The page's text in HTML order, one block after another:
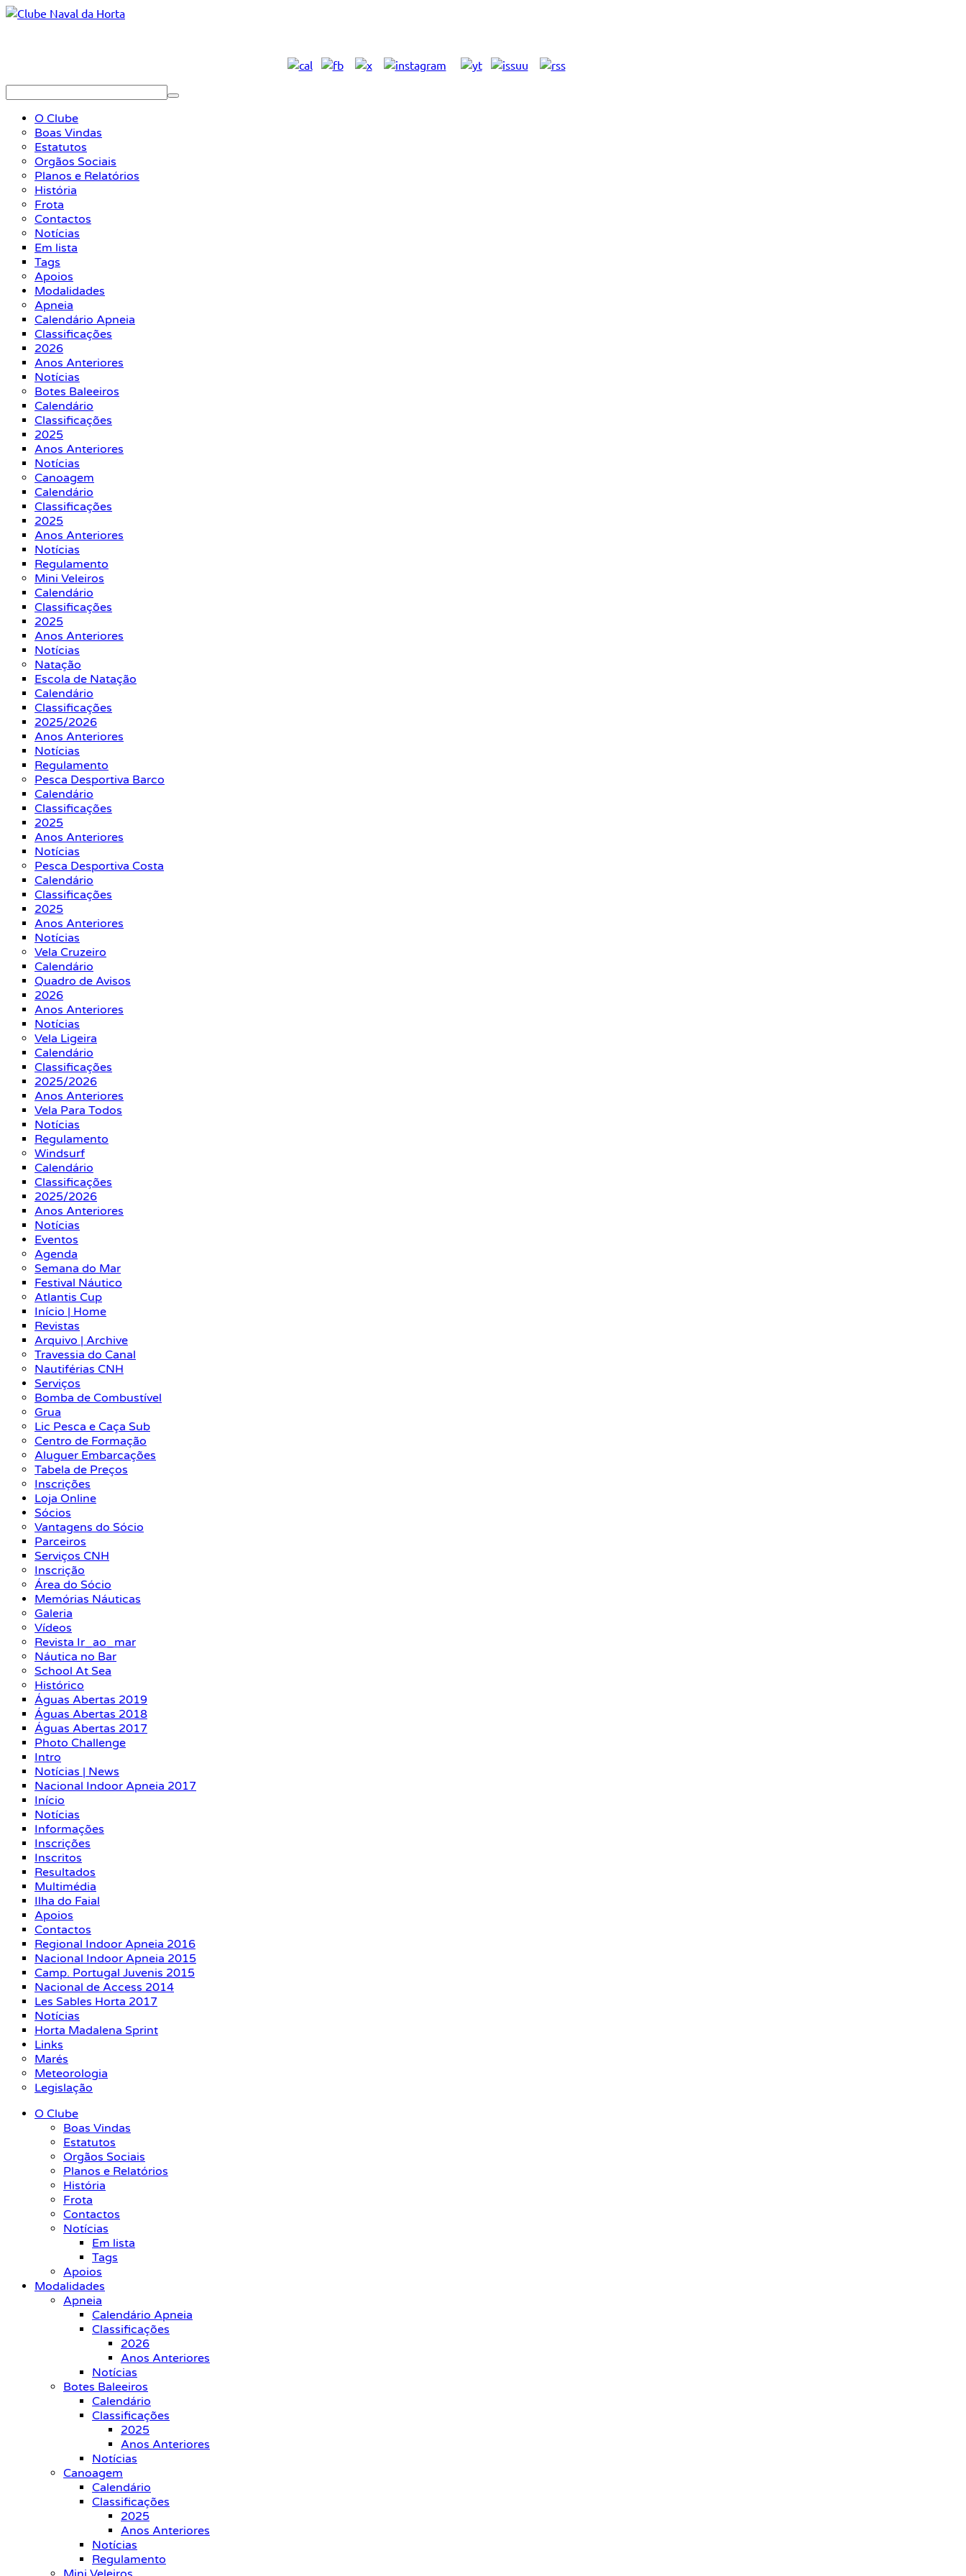
O Clube
Boas Vindas
Estatutos
Orgãos Sociais
Planos e Relatórios
História
Frota
Contactos
Notícias
Em lista
Tags
Apoios
Modalidades
Apneia
Calendário Apneia
Classificações
2026
Anos Anteriores
Notícias
Botes Baleeiros
Calendário
Classificações
2025
Anos Anteriores
Notícias
Canoagem
Calendário
Classificações
2025
Anos Anteriores
Notícias
Regulamento
Mini Veleiros
Calendário
Classificações
2025
Anos Anteriores
Notícias
Natação
Escola de Natação
Calendário
Classificações
2025/2026
Anos Anteriores
Notícias
Regulamento
Pesca Desportiva Barco
Calendário
Classificações
2025
Anos Anteriores
Notícias
Pesca Desportiva Costa
Calendário
Classificações
2025
Anos Anteriores
Notícias
Vela Cruzeiro
Calendário
Quadro de Avisos
2026
Anos Anteriores
Notícias
Vela Ligeira
Calendário
Classificações
2025/2026
Anos Anteriores
Vela Para Todos
Notícias
Regulamento
Windsurf
Calendário
Classificações
2025/2026
Anos Anteriores
Notícias
Eventos
Agenda
Semana do Mar
Festival Náutico
Atlantis Cup
Início | Home
Revistas
Arquivo | Archive
Travessia do Canal
Nautiférias CNH
Serviços
Bomba de Combustível
Grua
Lic Pesca e Caça Sub
Centro de Formação
Aluguer Embarcações
Tabela de Preços
Inscrições
Loja Online
Sócios
Vantagens do Sócio
Parceiros
Serviços CNH
Inscrição
Área do Sócio
Memórias Náuticas
Galeria
Vídeos
Revista Ir_ao_mar
Náutica no Bar
School At Sea
Histórico
Águas Abertas 2019
Águas Abertas 2018
Águas Abertas 2017
Photo Challenge
Intro
Notícias | News
Nacional Indoor Apneia 2017
Início
Notícias
Informações
Inscrições
Inscritos
Resultados
Multimédia
Ilha do Faial
Apoios
Contactos
Regional Indoor Apneia 2016
Nacional Indoor Apneia 2015
Camp. Portugal Juvenis 2015
Nacional de Access 2014
Les Sables Horta 2017
Notícias
Horta Madalena Sprint
Links
Marés
Meteorologia
Legislação
O Clube
Boas Vindas
Estatutos
Orgãos Sociais
Planos e Relatórios
História
Frota
Contactos
Notícias
Em lista
Tags
Apoios
Modalidades
Apneia
Calendário Apneia
Classificações
2026
Anos Anteriores
Notícias
Botes Baleeiros
Calendário
Classificações
2025
Anos Anteriores
Notícias
Canoagem
Calendário
Classificações
2025
Anos Anteriores
Notícias
Regulamento